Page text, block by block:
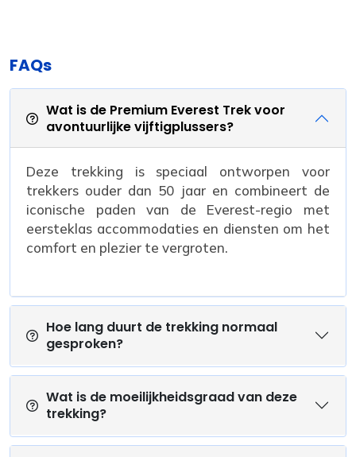
FAQs
Wat is de Premium Everest Trek voor
avontuurlijke vijftigplussers?
Deze trekking is speciaal ontworpen voor
trekkers ouder dan 50 jaar en combineert de
iconische paden van de Everest-regio met
eersteklas accommodaties en diensten om het
comfort en plezier te vergroten.
Hoe lang duurt de trekking normaal
gesproken?
Wat is de moeilijkheidsgraad van deze
trekking?